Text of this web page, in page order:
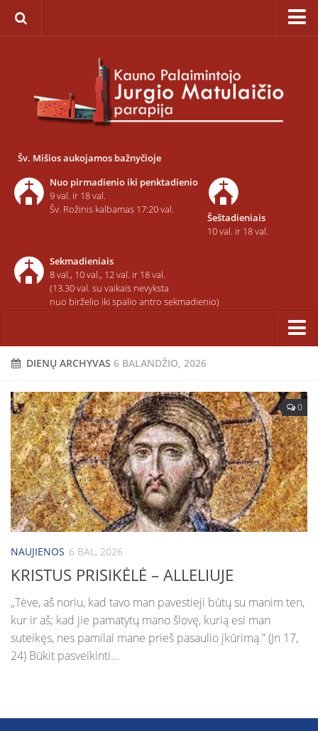
Įkūrimas
Paveikslas „Švč. Mergelės Marijos Ėmimo į dangų”
Statistika
Raštinė
Kontaktai ir rekvizitai
Dvasininkai
Bažnyčios statyba
Projektas
Etapai
Rėmėjai
Karitatyvinė veikla
Fotogalerijos
Parapijiečių talka statant Dievo namus 2014 m.
Šiluvos Švč. M. Marijos paveikslo viešnagė (2008 05 18–06 01)
Facebook
Šv. Mišios aukojamos bažnyčioje
Nuo pirmadienio iki penktadienio
9 val. ir 18 val.
Šv. Rožinis kalbamas 17:20 val.
Šeštadieniais
10 val. ir 18 val.
Sekmadieniais
8 val., 10 val., 12 val. ir 18 val.
(13.30 val. su vaikais nevyksta
nuo birželio iki spalio antro sekmadienio)
Sakramentai ir patarnavimai
Eucharistija
Krikštas
Laidotuvės
Ligonių patepimas
Santuoka
Sutvirtinimas
Tikėjimo ugdymas
Katechetikos metodinis centras
Pasirengimo sakramentams užsiėmimų tvarkaraštis
Šeimos, jaunimas, vaikai
Vaikų „Angeliukų“ klubas
Ateik ir pamatyk kursas suaugusiems
DIENŲ ARCHYVAS 6 BALANDŽIO, 2026
0
NAUJIENOS 6 BAL, 2026
KRISTUS PRISIKĖLĖ – ALLELIUJE
„Tėve, aš noriu, kad tavo man pavestieji būtų su manim ten,
kur ir aš; kad jie pamatytų mano šlovę, kurią esi man
suteikęs, nes pamilai mane prieš pasaulio įkūrimą.” (Jn 17,
24) Būkit pasveikinti...